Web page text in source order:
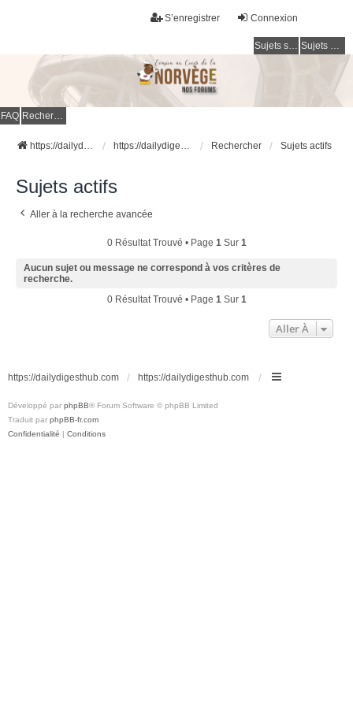
Connexion
S’enregistrer
Sujets sans réponse Sujets actifs
FAQ Rechercher
https://dailydigesthub.com https://dailydigesthub.com Rechercher Sujets actifs
Sujets actifs
Aller à la recherche avancée
0 Résultat Trouvé • Page 1Sur 1
Aucun sujet ou message ne correspond à vos critères de
recherche.
0 Résultat Trouvé • Page 1Sur 1
Aller À
https://dailydigesthub.com https://dailydigesthub.com
Développé par phpBB® Forum Software © phpBB Limited
Traduit par phpBB-fr.com
Confidentialité | Conditions